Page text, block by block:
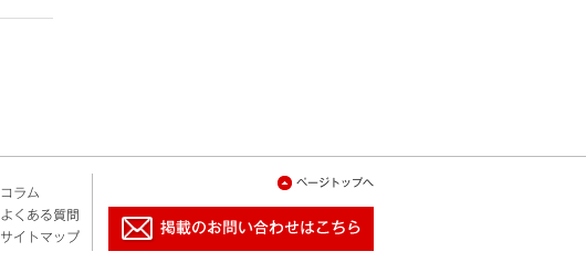
コラム
よくある質問
サイトマップ
ページトップへ